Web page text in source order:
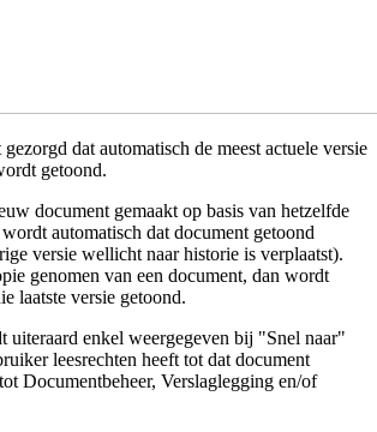
dat automatisch de meest actuele versie
getoond.
document gemaakt op basis van hetzelfde
automatisch dat document getoond
versie wellicht naar historie is verplaatst).
genomen van een document, dan wordt
laatste versie getoond.
uiteraard enkel weergegeven bij "Snel naar"
leesrechten heeft tot dat document
Documentbeheer, Verslaglegging en/of